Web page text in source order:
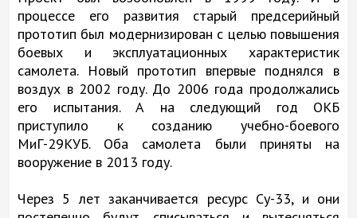
процессе его развития старый предсерийный
прототип был модернизирован с целью повышения
боевых и эксплуатационных характеристик
самолета. Новый прототип впервые поднялся в
воздух в 2002 году. До 2006 года продолжались
его испытания. А на следующий год ОКБ
приступило к созданию учебно-боевого
МиГ-29КУБ. Оба самолета были приняты на
вооружение в 2013 году.
Через 5 лет заканчивается ресурс Су-33, и они